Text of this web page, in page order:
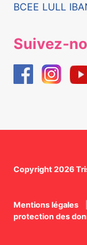
BCEE LULL
Suivez-
Copyright 2026
Mentions légales
protection des